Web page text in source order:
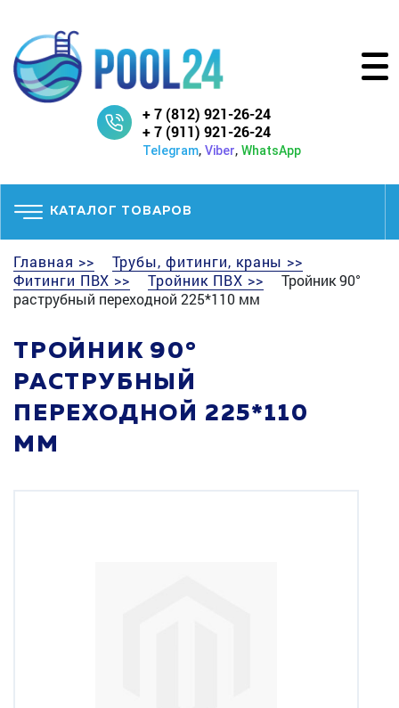
+ 7 (812) 921-26-24
+ 7 (911) 921-26-24
Telegram, Viber, WhatsApp
КАТАЛОГ ТОВАРОВ
Главная >>
Трубы, фитинги, краны >>
Фитинги ПВХ >>
Тройник ПВХ >>
Тройник 90°
раструбный переходной 225*110 мм
ТРОЙНИК 90°
РАСТРУБНЫЙ
ПЕРЕХОДНОЙ 225*110
ММ